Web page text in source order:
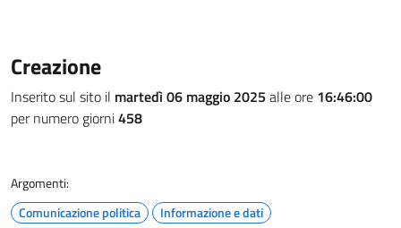
Creazione
Inserito sul sito il martedì 06 maggio 2025 alle ore 16:46:00
per numero giorni458
Argomenti:
Comunicazione politica
Informazione e dati